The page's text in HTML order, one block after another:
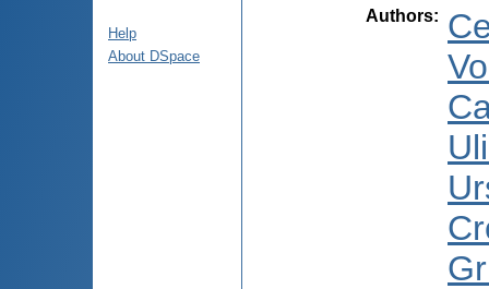
Help
About DSpace
Authors: